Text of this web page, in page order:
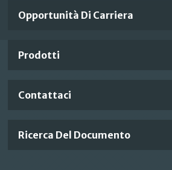
Important
Footer
Opportunità Di Carriera
Prodotti
Contattaci
Ricerca Del Documento